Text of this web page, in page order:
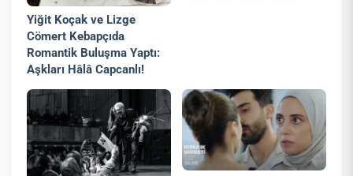
Yiğit Koçak ve Lizge
Cömert Kebapçıda
Romantik Buluşma Yaptı:
Aşkları Hâlâ Capcanlı!